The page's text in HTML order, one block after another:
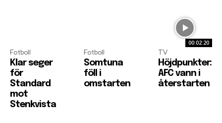
Fotboll
Klar seger
för
Standard
mot
Stenkvista
Fotboll
Somtuna
föll i
omstarten
00:02:20
TV
Höjdpunkter:
AFC vann i
återstarten